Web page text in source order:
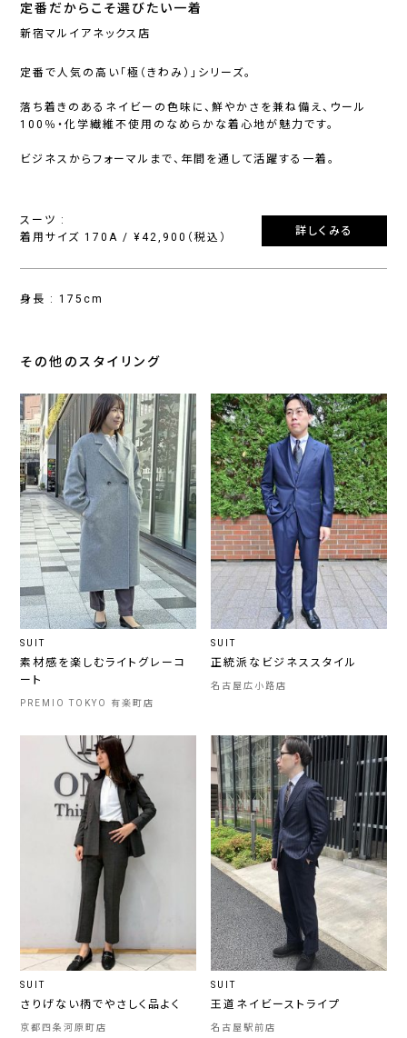
定番だからこそ選びたい一着
新宿マルイアネックス店
定番で人気の高い「極（きわみ）」シリーズ。
落ち着きのあるネイビーの色味に、鮮やかさを兼ね備え、ウール
100％・化学繊維不使用のなめらかな着心地が魅力です。
ビジネスからフォーマルまで、年間を通して活躍する一着。
スーツ :
着用サイズ 170A / ¥42,900（税込）
詳しくみる
身長 : 175cm
その他のスタイリング
SUIT
素材感を楽しむライトグレーコ
ート
PREMIO TOKYO 有楽町店
SUIT
正統派なビジネススタイル
名古屋広小路店
SUIT
さりげない柄でやさしく品よく
京都四条河原町店
SUIT
王道ネイビーストライプ
名古屋駅前店